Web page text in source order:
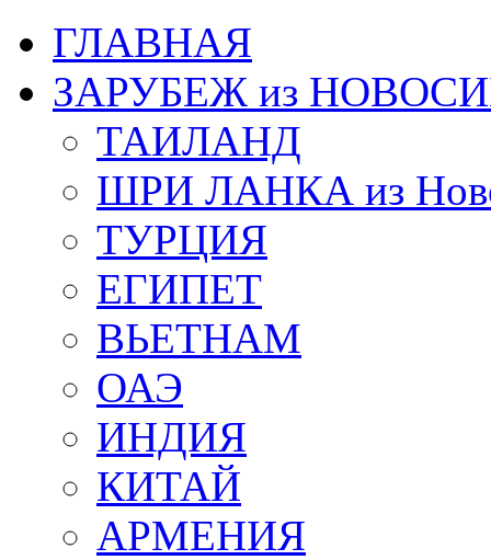
ГЛАВНАЯ
ЗАРУБЕЖ из
ТАИЛАНД
ШРИ ЛАНКА из
ТУРЦИЯ
ЕГИПЕТ
ВЬЕТНАМ
ОАЭ
ИНДИЯ
КИТАЙ
АРМЕНИЯ